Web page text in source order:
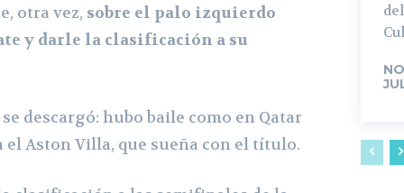
otra vez, sobre el palo izquierdo
y darle la clasificación a su
descargó: hubo baile como en Qatar
el Aston Villa, que sueña con el título.